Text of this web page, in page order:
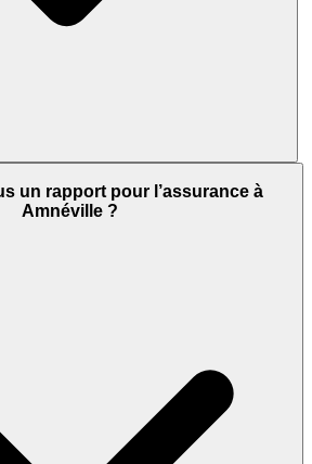
un rapport pour l’assurance à
Amnéville ?